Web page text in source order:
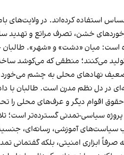
استفاده کرده‌اند. در ولایت‌های
خشن، تصرف مراتع و
میان «دشت» و «شهر». طالبان
می‌کنند؛ منطقی که می‌کوشد
نهادهای محلی به چشم
در دل نظم مدرن است. طالبان با
اقوام دیگر و عرف‌های محلی
پروژه‌ سیاسی-تمدنی گسترده‌تر
سیاست‌های آموزشی، رسانه‌ای،
ابزاری امنیتی، بلکه گفتمانی